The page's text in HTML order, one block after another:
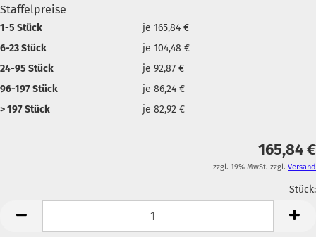
Staffelpreise
1-5 Stück
je 165,84 €
6-23 Stück
je 104,48 €
24-95 Stück
je 92,87 €
96-197 Stück
je 86,24 €
> 197 Stück
je 82,92 €
165,84 €
zzgl. 19% MwSt. zzgl. Versand
Stück: